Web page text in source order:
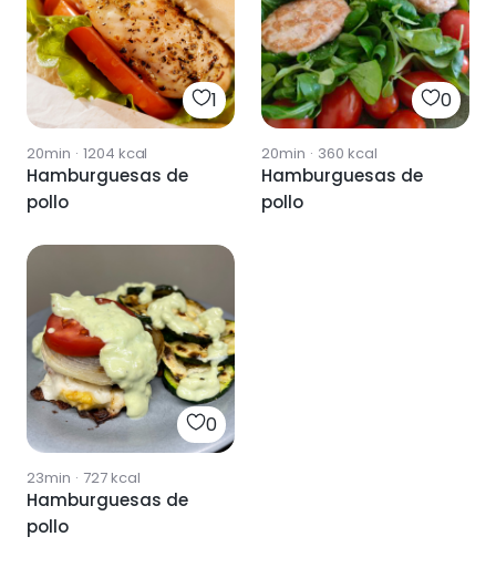
1
20min · 1204 kcal
Hamburguesas de
pollo
0
20min · 360 kcal
Hamburguesas de
pollo
0
23min · 727kcal
Hamburguesas de
pollo